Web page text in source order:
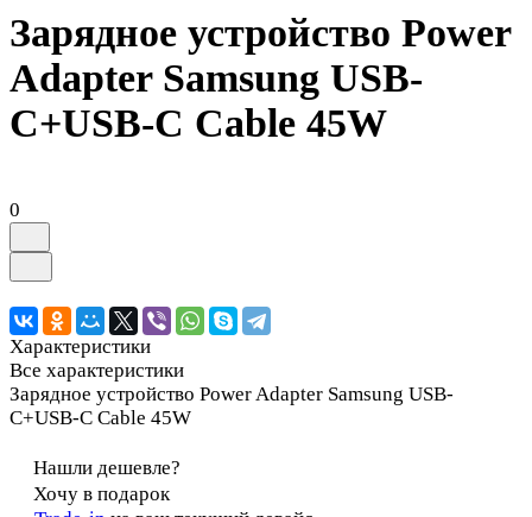
Зарядное устройство Power
Adapter Samsung USB-
C+USB-C Cable 45W
0
Характеристики
Все характеристики
Зарядное устройство Power Adapter Samsung USB-
C+USB-C Cable 45W
Нашли дешевле?
Хочу в подарок